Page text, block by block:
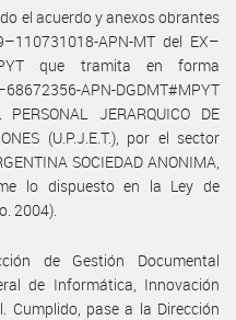
el acuerdo y anexos obrantes
APN-MT del EX–
que tramita en forma
APN-DGDMT#MPYT
JERARQUICO DE
(U.P.J.E.T.), por el sector
SOCIEDAD ANONIMA,
lo dispuesto en la Ley de
2004).
de Gestión Documental
de Informática, Innovación
Cumplido, pase a la Dirección